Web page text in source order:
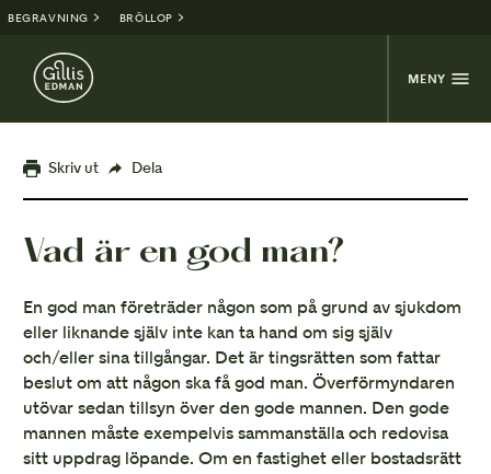
BEGRAVNING BRÖLLOP
MENY
Skriv ut Dela
Vad är en god man?
En god man företräder någon som på grund av sjukdom
eller liknande själv inte kan ta hand om sig själv
och/eller sina tillgångar. Det är tingsrätten som fattar
beslut om att någon ska få god man. Överförmyndaren
utövar sedan tillsyn över den gode mannen. Den gode
mannen måste exempelvis sammanställa och redovisa
sitt uppdrag löpande. Om en fastighet eller bostadsrätt